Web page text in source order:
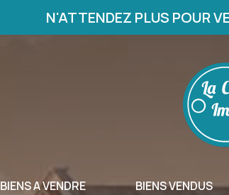
N'ATTENDEZ PLUS POUR
BIENS A VENDRE BIENS VENDUS